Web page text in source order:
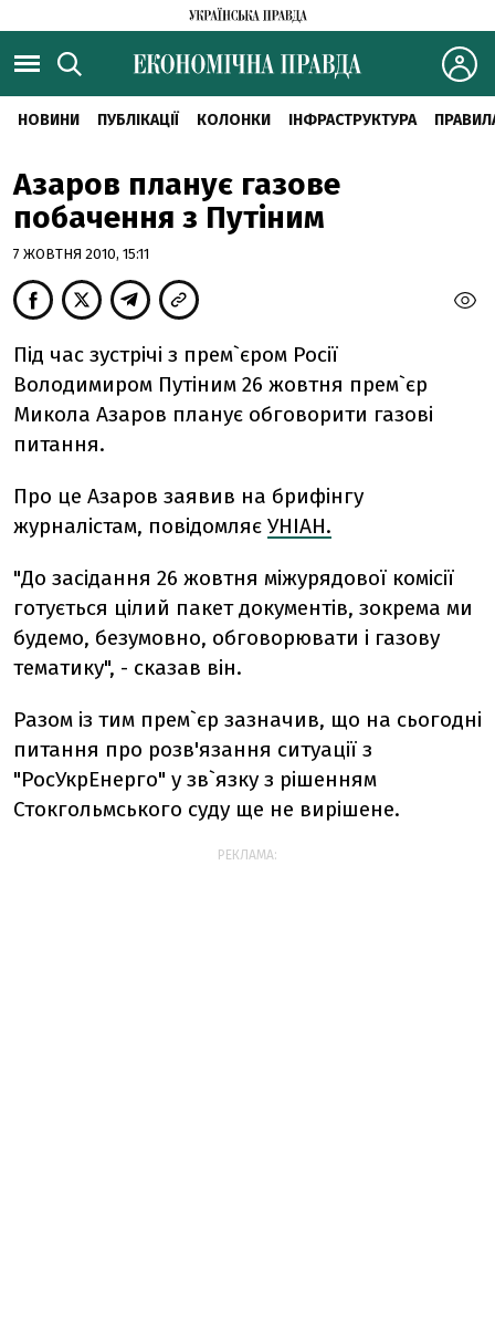
НОВИНИ ПУБЛІКАЦІЇ КОЛОНКИ ІНФРАСТРУКТУРА
Азаров планує газове
побачення з Путіним
7 ЖОВТНЯ 2010, 15:11
Під час зустрічі з прем`єром Росії
Володимиром Путіним 26 жовтня прем`єр
Микола Азаров планує обговорити газові
питання.
Про це Азаров заявив на брифінгу
журналістам, повідомляє УНІАН.
"До засідання 26 жовтня міжурядової комісії
готується цілий пакет документів, зокрема ми
будемо, безумовно, обговорювати і газову
тематику", - сказав він.
Разом із тим прем`єр зазначив, що на сьогодні
питання про розв'язання ситуації з
"РосУкрЕнерго" у зв`язку з рішенням
Стокгольмського суду ще не вирішене.
РЕКЛАМА: